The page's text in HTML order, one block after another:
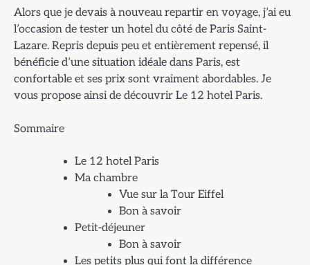
Alors que je devais à nouveau repartir en voyage, j’ai eu
l’occasion de tester un hotel du côté de Paris Saint-
Lazare. Repris depuis peu et entièrement repensé, il
bénéficie d’une situation idéale dans Paris, est
confortable et ses prix sont vraiment abordables. Je
vous propose ainsi de découvrir Le 12 hotel Paris.
Sommaire
Le 12 hotel Paris
Ma chambre
Vue sur la Tour Eiffel
Bon à savoir
Petit-déjeuner
Bon à savoir
Les petits plus qui font la différence